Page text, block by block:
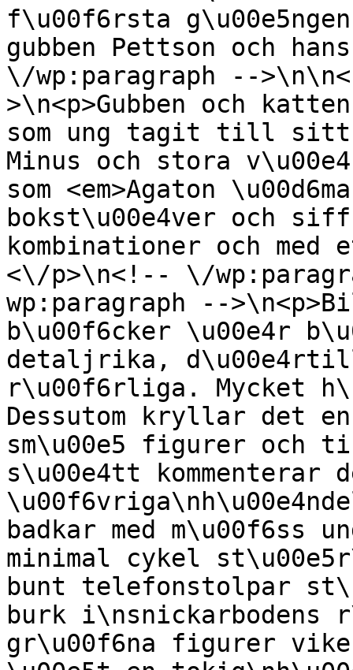
f\u00f6rsta
gubben Pettson och
\/wp:paragraph --
>\n<p>Gubben och
som ung tagit till sitt
Minus och stora
som <em>Agaton
bokst\u00e4ver och
kombinationer och
<\/p>\n<!-- \/
wp:paragraph --
b\u00f6cker \u00e4r
detaljrika, d\u00e4rtill
r\u00f6rliga. Mycket
Dessutom kryllar det
sm\u00e5 figurer och
s\u00e4tt kommenterar
badkar med m\u00f6ss
minimal cykel
bunt telefonstolpar
burk i\nsnickarbodens
gr\u00f6na figurer